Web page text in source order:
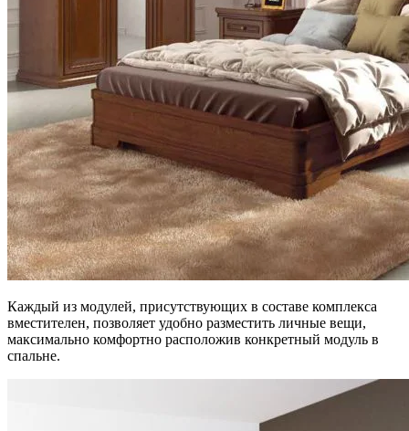
Каждый из модулей, присутствующих в составе комплекса
вместителен, позволяет удобно разместить личные вещи,
максимально комфортно расположив конкретный модуль в
спальне.